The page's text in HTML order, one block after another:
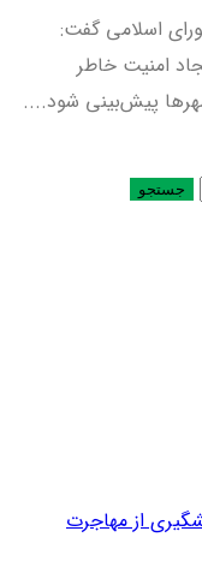
اسلامی گفت:
امنیت خاطر
پیش‌بینی شود....
از مهاجرت